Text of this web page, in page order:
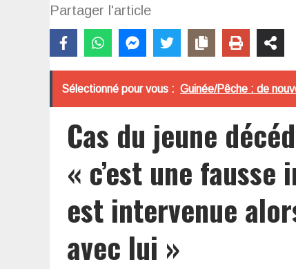
Partager l'article
Sélectionné pour vous : Guinée/Pêche : de
Cas du jeune
« c’est une
est intervenue
avec lui »